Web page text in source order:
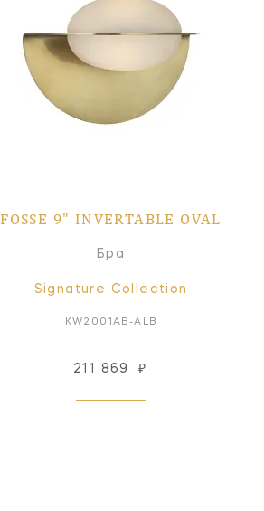
FOSSE 9" INVERTABLE OVAL
Бра
Signature Collection
KW2001AB-ALB
211 869 ₽